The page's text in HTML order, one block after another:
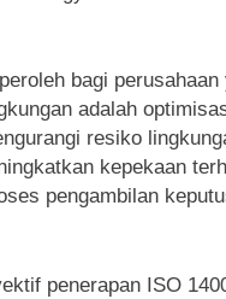
bagi perusahaan
adalah
resiko
kepekaan
pengambilan
penerapan ISO